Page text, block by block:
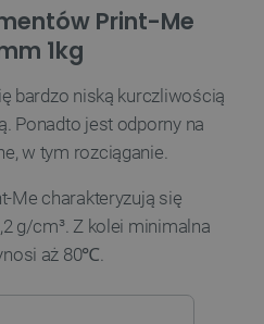
Print-Me
1kg
bardzo niską kurczliwością
Ponadto jest odporny na
w tym rozciąganie.
Me charakteryzują się
g/cm³. Z kolei minimalna
aż 80℃.
PHP.net